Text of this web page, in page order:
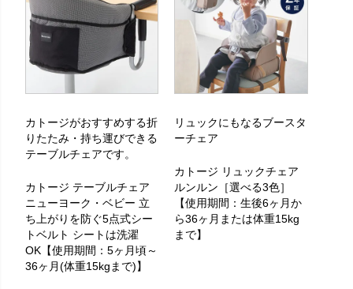
カトージがおすすめする折
りたたみ・持ち運びできる
テーブルチェアです。
カトージ テーブルチェア
ニューヨーク・ベビー 立
ち上がりを防ぐ5点式シー
トベルト シートは洗濯
OK【使用期間：5ヶ月頃～
36ヶ月(体重15kgまで)】
リュックにもなるブースタ
ーチェア
カトージ リュックチェア
ルンルン［選べる3色］
【使用期間：生後6ヶ月か
ら36ヶ月または体重15kg
まで】